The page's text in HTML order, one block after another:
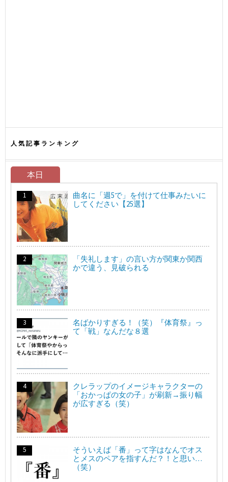
人気記事ランキング
本日
曲名に「週5で」を付けて仕事みたいに
してください【25選】
「失礼します」の言い方が関東か関西
かで違う、見破られる
名ばかりすぎる！（笑）『体育祭』っ
て「戦」なんだな８選
クレラップのイメージキャラクターの
「おかっぱの女の子」が刷新→振り幅
が広すぎる（笑）
そういえば「番」って字はなんでオス
とメスのペアを指すんだ？！と思い…
（笑）